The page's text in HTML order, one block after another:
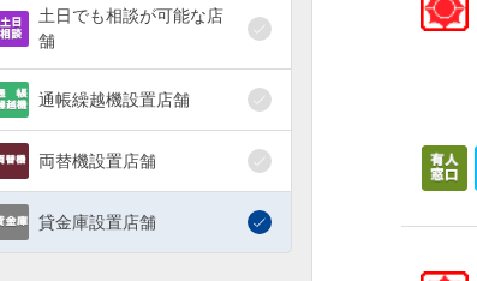
土日でも相談が可能な店
舗
通帳繰越機設置店舗
両替機設置店舗
貸金庫設置店舗